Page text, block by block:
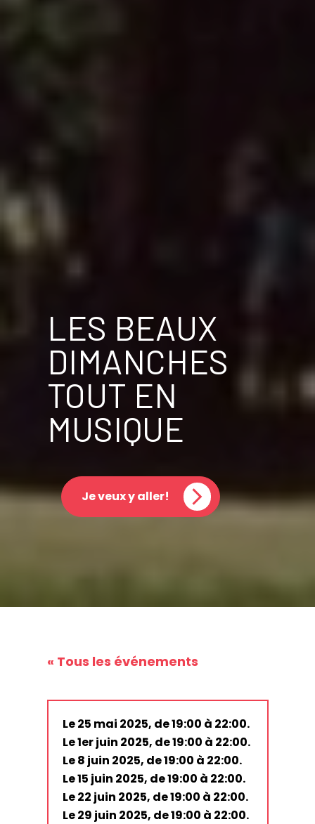
LES BEAUX
DIMANCHES
TOUT EN
MUSIQUE
Je veux y aller!
« Tous les événements
Le 25 mai 2025, de 19:00 à 22:00.
Le 1er juin 2025, de 19:00 à 22:00.
Le 8 juin 2025, de 19:00 à 22:00.
Le 15 juin 2025, de 19:00 à 22:00.
Le 22 juin 2025, de 19:00 à 22:00.
Le 29 juin 2025, de 19:00 à 22:00.